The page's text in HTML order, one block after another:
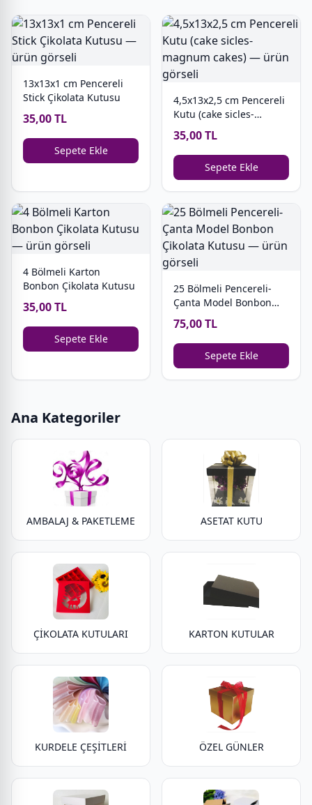
13x13x1 cm Pencereli
Stick Çikolata Kutusu
35,00 TL
Sepete Ekle
4,5x13x2,5 cm Pencereli
Kutu (cake sicles-
magnum cakes)
35,00 TL
Sepete Ekle
4 Bölmeli Karton
Bonbon Çikolata Kutusu
35,00 TL
Sepete Ekle
25 Bölmeli Pencereli-
Çanta Model Bonbon
Çikolata Kutusu
75,00 TL
Sepete Ekle
Ana Kategoriler
AMBALAJ & PAKETLEME ASETAT KUTU
ÇİKOLATA KUTULARI KARTON KUTULAR
KURDELE ÇEŞİTLERİ ÖZEL GÜNLER